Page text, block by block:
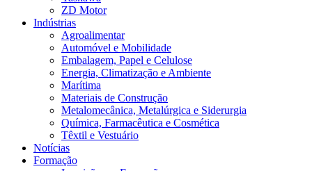
ZD Motor
Indústrias
Agroalimentar
Automóvel e Mobilidade
Embalagem, Papel e Celulose
Energia, Climatização e Ambiente
Marítima
Materiais de Construção
Metalomecânica, Metalúrgica e Siderurgia
Química, Farmacêutica e Cosmética
Têxtil e Vestuário
Notícias
Formação